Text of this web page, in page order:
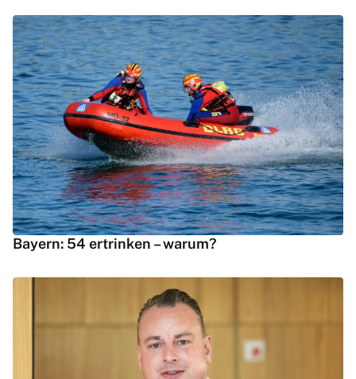
Bayern: 54 ertrinken – warum?